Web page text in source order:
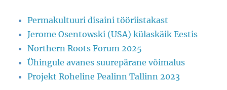
Permakultuuri disaini tööriistakast
Jerome Osentowski (USA) külaskäik Eestis
Northern Roots Forum 2025
Ühingule avanes suurepärane võimalus
Projekt Roheline Pealinn Tallinn 2023